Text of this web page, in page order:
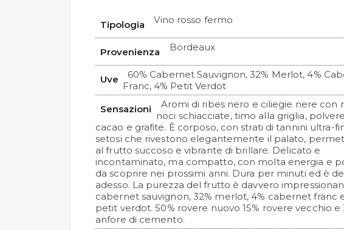
Tipologia Vino rosso fermo
Provenienza Bordeaux
Uve
60% Cabernet Sauvignon, 32% Merlot, 4%
Franc, 4% Petit Verdot
Sensazioni
Aromi di ribes nero e ciliegie nere con
noci schiacciate, timo alla griglia,
cacao e grafite. È corposo, con strati di tannini ultra-
setosi che rivestono elegantemente il palato,
al frutto succoso e vibrante di brillare. Delicato e
incontaminato, ma compatto, con molta energia e
da scoprire nei prossimi anni. Dura per minuti ed è
adesso. La purezza del frutto è davvero
cabernet sauvignon, 32% merlot, 4% cabernet franc
petit verdot. 50% rovere nuovo 15% rovere vecchio e
anfore di cemento.